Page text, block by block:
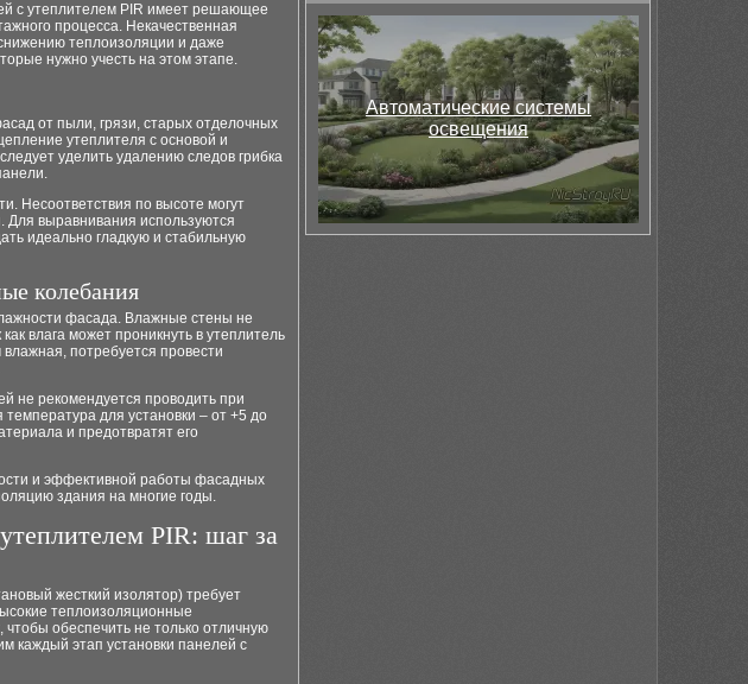
с утеплителем PIR имеет решающее
процесса. Некачественная
теплоизоляции и даже
нужно учесть на этом этапе.
от пыли, грязи, старых отделочных
утеплителя с основой и
уделить удалению следов грибка
Несоответствия по высоте могут
Для выравнивания используются
идеально гладкую и стабильную
колебания
фасада. Влажные стены не
влага может проникнуть в утеплитель
потребуется провести
не рекомендуется проводить при
для установки – от +5 до
и предотвратят его
и эффективной работы фасадных
здания на многие годы.
PIR: шаг за
жесткий изолятор) требует
теплоизоляционные
обеспечить не только отличную
каждый этап установки панелей с
Автоматические системы
освещения